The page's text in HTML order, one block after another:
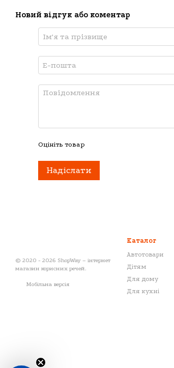
Новий відгук або коментар
Оцініть товар
Надіслати
© 2020 - 2026 ShopWay – інтернет
магазин корисних речей.
Мобільна версія
Каталог
Автотовари
Дітям
Для дому
Для кухні